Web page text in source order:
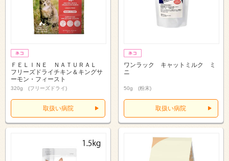
ＦＥＬＩＮＥ ＮＡＴＵＲＡＬ
フリーズドライチキン＆キングサ
ーモン・フィースト
320g (フリーズドライ)
取扱い病院
ワンラック キャットミルク ミ
ニ
50g (粉末)
取扱い病院